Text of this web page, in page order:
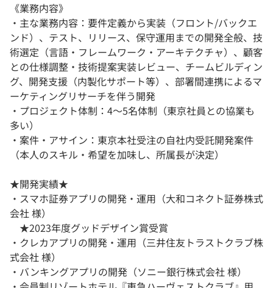
《業務内容》
・主な業務内容：要件定義から実装（フロント/バックエ
ンド）、テスト、リリース、保守運用までの開発全般、技
術選定（言語・フレームワーク・アーキテクチャ）、顧客
との仕様調整・技術提案実装レビュー、チームビルディン
グ、開発支援（内製化サポート等）、部署間連携によるマ
ーケティングリサーチを伴う開発
・プロジェクト体制：4～5名体制（東京社員との協業も
多い）
・案件・アサイン：東京本社受注の自社内受託開発案件
（本人のスキル・希望を加味し、所属長が決定）
★開発実績★
・スマホ証券アプリの開発・運用（大和コネクト証券株式
会社 様）
★2023年度グッドデザイン賞受賞
・クレカアプリの開発・運用（三井住友トラストクラブ株
式会社 様）
・バンキングアプリの開発（ソニー銀行株式会社 様）